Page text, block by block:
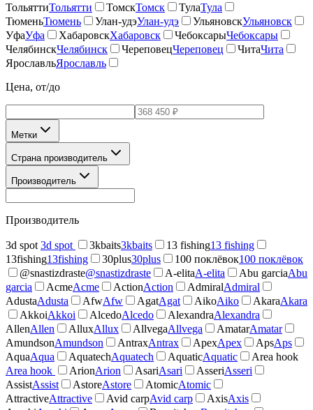
ТольяттиТольятти ТомскТомск ТулаТула
ТюменьТюмень Улан-удэУлан-удэ УльяновскУльяновск
УфаУфа ХабаровскХабаровск ЧебоксарыЧебоксары
ЧелябинскЧелябинск ЧереповецЧереповец ЧитаЧита
ЯрославльЯрославль
Цена, от/до
Метки
Страна производитель
Производитель
Производитель
3d spot 3d spot 3kbaits3kbaits 13 fishing13 fishing
13fishing13fishing 30plus30plus 100 поклёвок100 поклёвок
@snastizdraste@snastizdraste A-elitaA-elita Abu garciaAbu
garcia
AcmeAcme ActionAction AdmiralAdmiral
AdustaAdusta AfwAfw AgatAgat AikoAiko AkaraAkara
AkkoiAkkoi AlcedoAlcedo AlexandraAlexandra
AllenAllen AlluxAllux AllvegaAllvega AmatarAmatar
AmundsonAmundson AntraxAntrax ApexApex ApsAps
AquaAqua AquatechAquatech AquaticAquatic
Area hook
Area hook
ArionArion AsariAsari AsseriAsseri
AssistAssist AstoreAstore AtomicAtomic
AttractiveAttractive Avid carpAvid carp AxisAxis